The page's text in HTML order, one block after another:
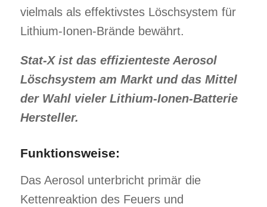
vielmals als effektivstes Löschsystem für
Lithium-Ionen-Brände bewährt.
Stat-X ist das effizienteste Aerosol
Löschsystem am Markt und das Mittel
der Wahl vieler Lithium-Ionen-Batterie
Hersteller.
Funktionsweise:
Das Aerosol unterbricht primär die
Kettenreaktion des Feuers und